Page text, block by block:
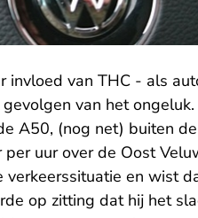
van THC - als
van het ongeluk.
A50, (nog net) buiten
uur over de Oost
en wist
op zitting dat hij het